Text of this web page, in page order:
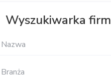
Wyszukiwarka firm
Branża